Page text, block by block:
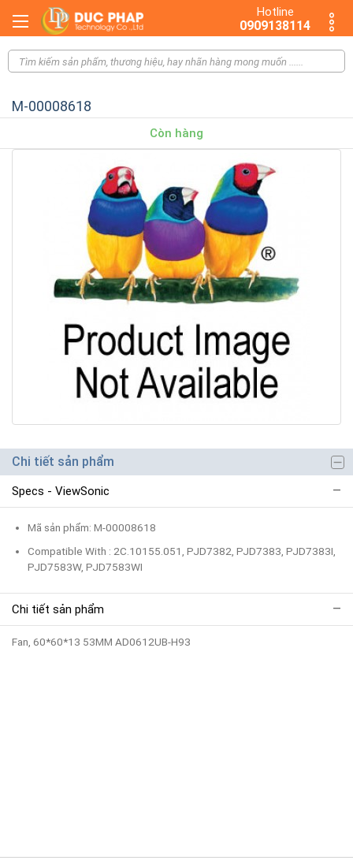
Hotline
0909138114
M-00008618
Còn hàng
Chi tiết sản phẩm
Specs - ViewSonic
Mã sản phẩm: M-00008618
Compatible With : 2C.10155.051, PJD7382, PJD7383, PJD7383I,
PJD7583W, PJD7583WI
Chi tiết sản phẩm
Fan, 60*60*13 53MM AD0612UB-H93